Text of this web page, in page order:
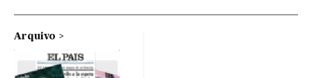
Arquivo